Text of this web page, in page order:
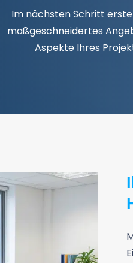
Im nächsten Schritt
maßgeschneidertes
Aspekte Ihres